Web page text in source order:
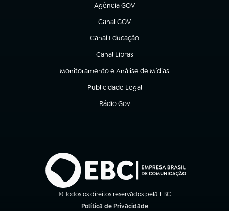
Agência GOV
(abre em nova aba)
Canal GOV
(abre em nova aba)
Canal Educação
(abre em nova aba)
Canal Libras
(abre em nova aba)
Monitoramento e Análise de Mídias
(abre em nova aba)
Publicidade Legal
(abre em nova aba)
Rádio Gov
(abre em nova aba)
© Todos os direitos reservados pela EBC
Política de Privacidade